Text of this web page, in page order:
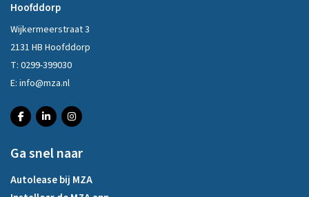
Hoofddorp
Wijkermeerstraat 3
2131 HB Hoofddorp
T: 0299-399030
E: info@mza.nl
Ga snel naar
Autolease bij MZA